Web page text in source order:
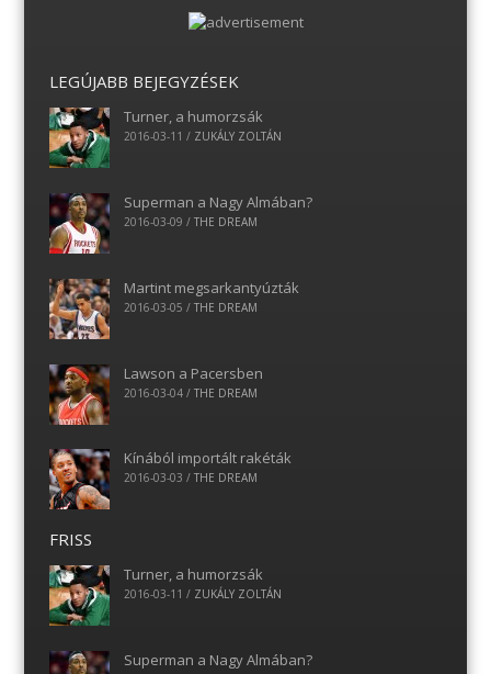
LEGÚJABB BEJEGYZÉSEK
Turner, a humorzsák
2016-03-11 / ZUKÁLY ZOLTÁN
Superman a Nagy Almában?
2016-03-09 / THE DREAM
Martint megsarkantyúzták
2016-03-05 / THE DREAM
Lawson a Pacersben
2016-03-04/ THE DREAM
Kínából importált rakéták
2016-03-03 / THE DREAM
FRISS
Turner, a humorzsák
2016-03-11 / ZUKÁLY ZOLTÁN
Superman a Nagy Almában?